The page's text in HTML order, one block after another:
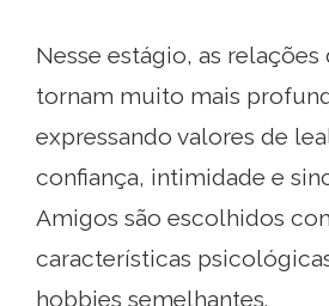
Nesse estágio, as relações
tornam muito mais
expressando valores de
confiança, intimidade e
Amigos são escolhidos
características
hobbies semelhantes.